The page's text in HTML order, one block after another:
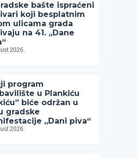
bašte ispraćeni
koji besplatnim
ulicama grada
na 41. „Dane
2026.
program
u Plankiću
biće održan u
gradske
„Dani piva“
2026.